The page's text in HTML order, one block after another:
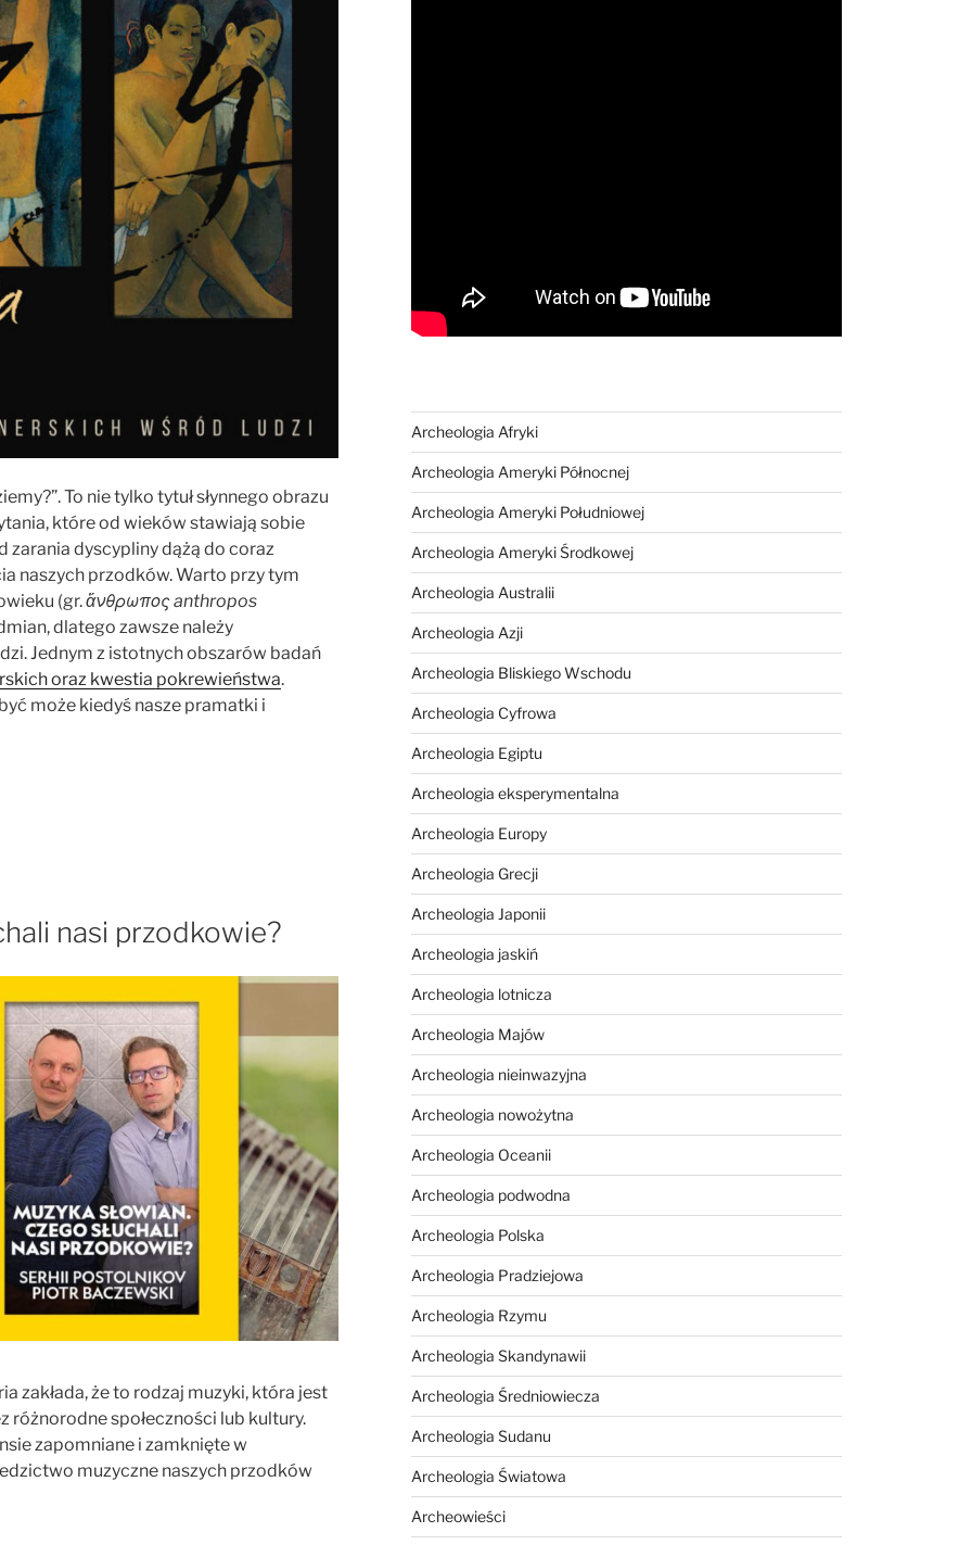
To nie tylko tytuł słynnego obrazu
które od wieków stawiają sobie
dyscypliny dążą do coraz
naszych przodków. Warto przy tym
(gr.ἄνθρωποςanthropos
dlatego zawsze należy
Jednym z istotnych obszarów badań
oraz kwestia pokrewieństwa.
może kiedyś nasze pramatki i
nasi przodkowie?
zakłada, że to rodzaj muzyki, która jest
różnorodne społeczności lub kultury.
zapomniane i zamknięte w
muzyczne naszych przodków
Archeologia Afryki
Archeologia Ameryki Północnej
Archeologia Ameryki Południowej
Archeologia Ameryki Środkowej
Archeologia Australii
Archeologia Azji
Archeologia Bliskiego Wschodu
Archeologia Cyfrowa
Archeologia Egiptu
Archeologia eksperymentalna
Archeologia Europy
Archeologia Grecji
Archeologia Japonii
Archeologia jaskiń
Archeologia lotnicza
Archeologia Majów
Archeologia nieinwazyjna
Archeologia nowożytna
Archeologia Oceanii
Archeologia podwodna
Archeologia Polska
Archeologia Pradziejowa
Archeologia Rzymu
Archeologia Skandynawii
Archeologia Średniowiecza
Archeologia Sudanu
Archeologia Światowa
Archeowieści